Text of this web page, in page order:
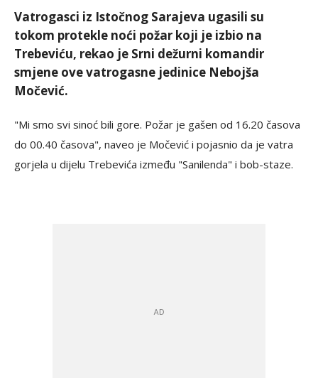
Vatrogasci iz Istočnog Sarajeva ugasili su
tokom protekle noći požar koji je izbio na
Trebeviću, rekao je Srni dežurni komandir
smjene ove vatrogasne jedinice Nebojša
Močević.
"Mi smo svi sinoć bili gore. Požar je gašen od 16.20 časova
do 00.40 časova", naveo je Močević i pojasnio da je vatra
gorjela u dijelu Trebevića između "Sanilenda" i bob-staze.